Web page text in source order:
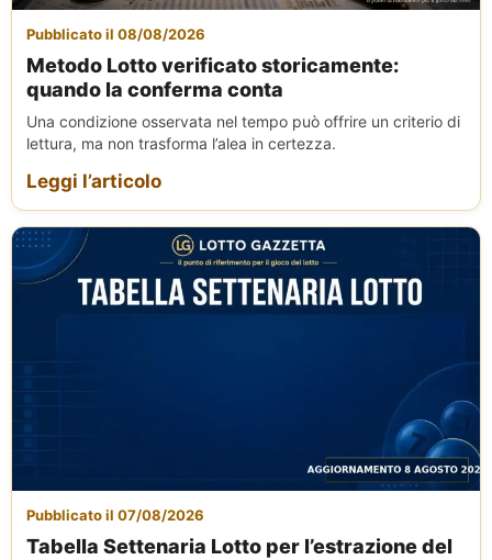
Pubblicato il 08/08/2026
Metodo Lotto verificato storicamente:
quando la conferma conta
Una condizione osservata nel tempo può offrire un criterio di
lettura, ma non trasforma l’alea in certezza.
Leggi l’articolo
Pubblicato il 07/08/2026
Tabella Settenaria Lotto per l’estrazione del